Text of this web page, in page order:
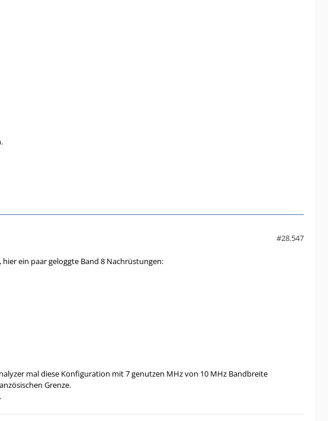
#28.547
ein paar geloggte Band 8 Nachrüstungen:
mal diese Konfiguration mit 7 genutzen MHz von 10 MHz Bandbreite
Grenze.